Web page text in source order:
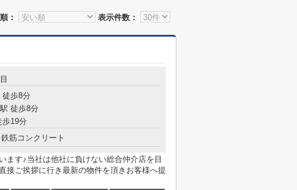
：
表示件数：
徒歩8分
駅 徒歩8分
歩19分
鉄筋コンクリート
ます♪当社は他社に負けない総合仲介店を目
接ご挨拶に行き最新の物件を頂きお客様へ提